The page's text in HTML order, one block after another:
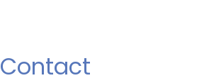
Contact